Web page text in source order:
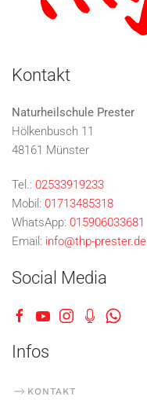
Kontakt
Naturheilschule Prester
Hölkenbusch 11
48161 Münster
Tel.: 02533919233
Mobil: 01713485318
WhatsApp: 015906033681
Email: info@thp-prester.de
Social Media
Infos
KONTAKT